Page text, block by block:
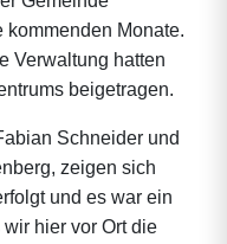
kommenden Monate.
Verwaltung hatten
beigetragen.
Schneider und
zeigen sich
und es war ein
hier vor Ort die